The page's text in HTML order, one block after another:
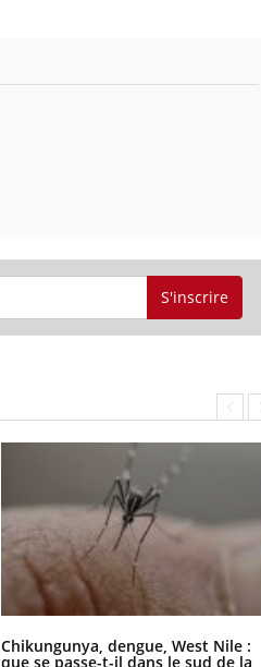
S'inscrire
Chikungunya, dengue, West Nile :
que se passe-t-il dans le sud de la